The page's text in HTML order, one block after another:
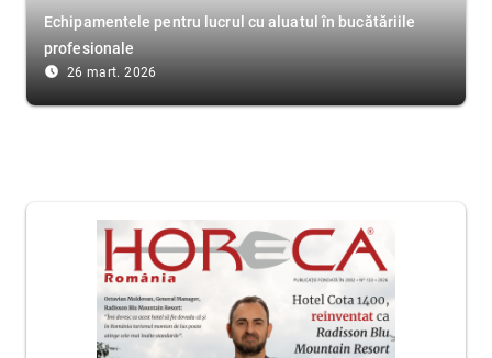
Echipamentele pentru lucrul cu aluatul în bucătăriile
profesionale
access_time_filled 26 mart. 2026